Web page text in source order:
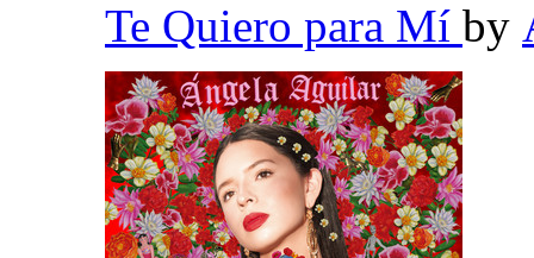
Te Quiero para Mí by